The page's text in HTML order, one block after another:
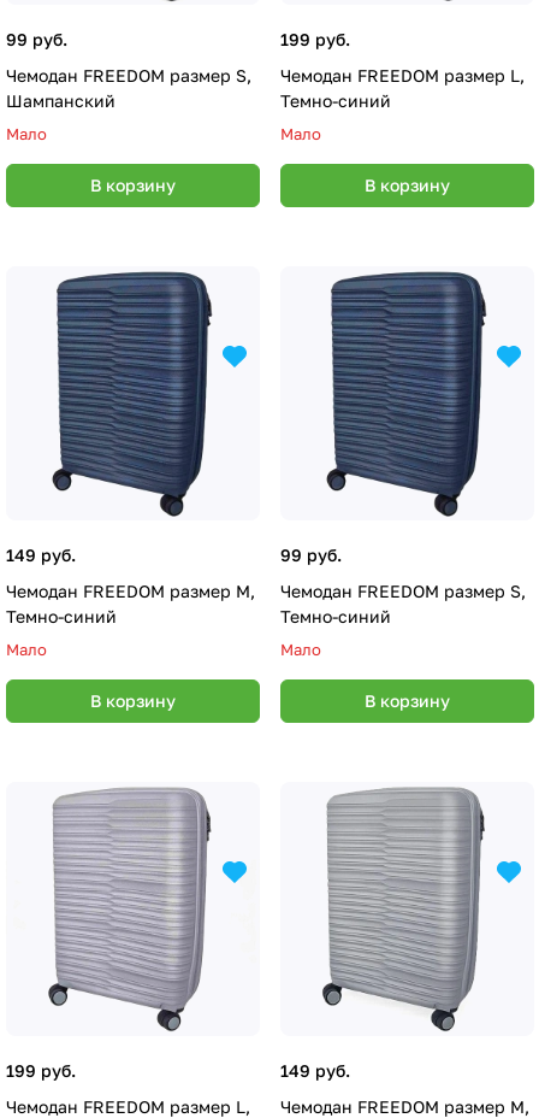
99 руб.
Чемодан FREEDOM размер S,
Шампанский
Мало
В корзину
199 руб.
Чемодан FREEDOM размер L,
Темно-синий
Мало
В корзину
149 руб.
Чемодан FREEDOM размер M,
Темно-синий
Мало
В корзину
99 руб.
Чемодан FREEDOM размер S,
Темно-синий
Мало
В корзину
199 руб.
Чемодан FREEDOM размер L,
149 руб.
Чемодан FREEDOM размер M,